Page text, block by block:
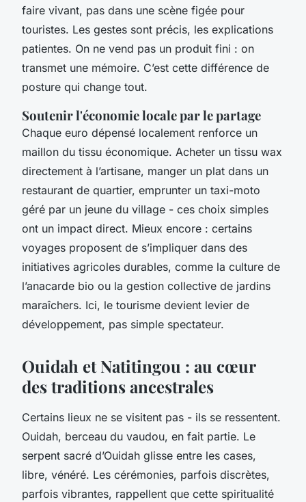
faire vivant, pas dans une scène figée pour
touristes. Les gestes sont précis, les explications
patientes. On ne vend pas un produit fini : on
transmet une mémoire. C’est cette différence de
posture qui change tout.
Soutenir l'économie locale par le partage
Chaque euro dépensé localement renforce un
maillon du tissu économique. Acheter un tissu wax
directement à l’artisane, manger un plat dans un
restaurant de quartier, emprunter un taxi-moto
géré par un jeune du village - ces choix simples
ont un impact direct. Mieux encore : certains
voyages proposent de s’impliquer dans des
initiatives agricoles durables, comme la culture de
l’anacarde bio ou la gestion collective de jardins
maraîchers. Ici, le tourisme devient levier de
développement, pas simple spectateur.
Ouidah et Natitingou : au cœur
des traditions ancestrales
Certains lieux ne se visitent pas - ils se ressentent.
Ouidah, berceau du vaudou, en fait partie. Le
serpent sacré d’Ouidah glisse entre les cases,
libre, vénéré. Les cérémonies, parfois discrètes,
parfois vibrantes, rappellent que cette spiritualité